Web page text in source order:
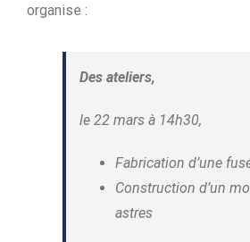
organise :
Des ateliers,
le 22 mars à 14h30,
Fabrication d’une
Construction d’un
astres